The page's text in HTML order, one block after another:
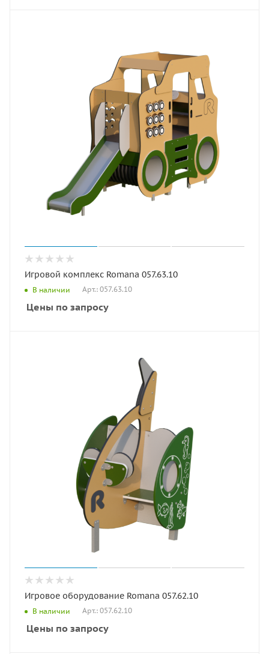
Игровой комплекс Romana 057.63.10
В наличии Арт.: 057.63.10
Цены по запросу
Игровое оборудование Romana 057.62.10
В наличии Арт.: 057.62.10
Цены по запросу